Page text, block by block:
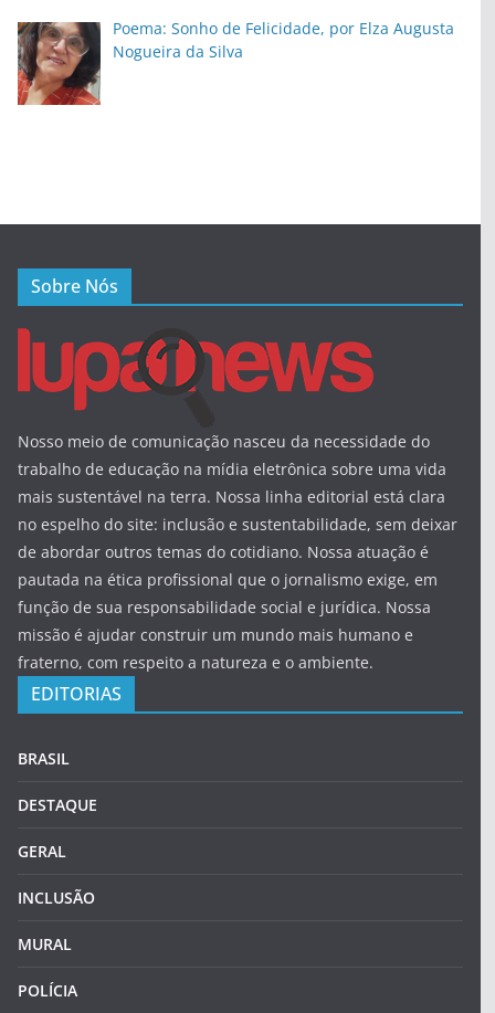
Poema: Sonho de Felicidade, por Elza Augusta
Nogueira da Silva
Sobre Nós
Nosso meio de comunicação nasceu da necessidade do
trabalho de educação na mídia eletrônica sobre uma vida
mais sustentável na terra. Nossa linha editorial está clara
no espelho do site: inclusão e sustentabilidade, sem deixar
de abordar outros temas do cotidiano. Nossa atuação é
pautada na ética profissional que o jornalismo exige, em
função de sua responsabilidade social e jurídica. Nossa
missão é ajudar construir um mundo mais humano e
fraterno, com respeito a natureza e o ambiente.
EDITORIAS
BRASIL
DESTAQUE
GERAL
INCLUSÃO
MURAL
POLÍCIA